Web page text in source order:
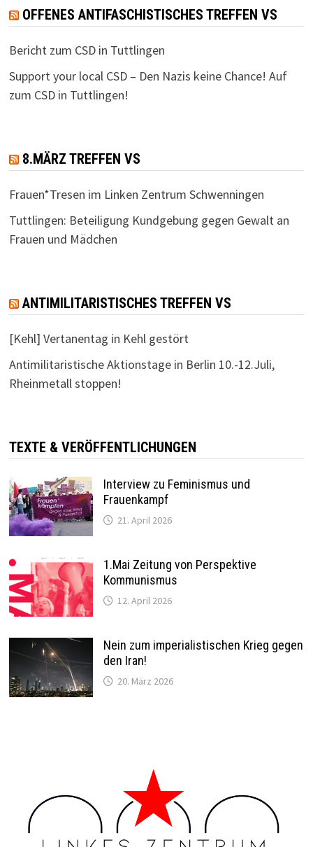
OFFENES ANTIFASCHISTISCHES TREFFEN VS
Bericht zum CSD in Tuttlingen
Support your local CSD – Den Nazis keine Chance! Auf
zum CSD in Tuttlingen!
8.MÄRZ TREFFEN VS
Frauen*Tresen im Linken Zentrum Schwenningen
Tuttlingen: Beteiligung Kundgebung gegen Gewalt an
Frauen und Mädchen
ANTIMILITARISTISCHES TREFFEN VS
[Kehl] Vertanentag in Kehl gestört
Antimilitaristische Aktionstage in Berlin 10.-12.Juli,
Rheinmetall stoppen!
TEXTE & VERÖFFENTLICHUNGEN
Interview zu Feminismus und
Frauenkampf
21. April 2026
1.Mai Zeitung von Perspektive
Kommunismus
12. April 2026
Nein zum imperialistischen Krieg gegen
den Iran!
20. März 2026